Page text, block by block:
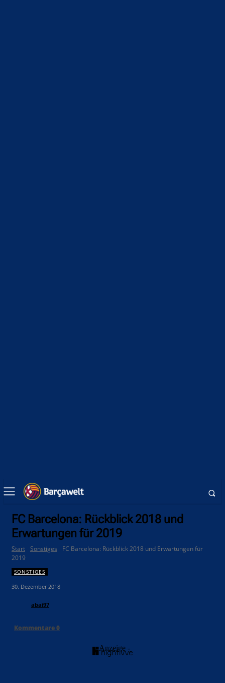
FC Barcelona: Rückblick 2018 und
Erwartungen für 2019
Start Sonstiges
FC Barcelona: Rückblick 2018 und Erwartungen für
2019
SONSTIGES
30. Dezember 2018
abai97
Kommentare0
- Anzeige -